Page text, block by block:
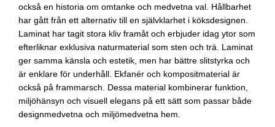
också en historia om omtanke och medvetna val. Hållbarhet
har gått från ett alternativ till en självklarhet i köksdesignen.
Laminat har tagit stora kliv framåt och erbjuder idag ytor som
efterliknar exklusiva naturmaterial som sten och trä. Laminat
ger samma känsla och estetik, men har bättre slitstyrka och
är enklare för underhåll. Ekfanér och kompositmaterial är
också på frammarsch. Dessa material kombinerar funktion,
miljöhänsyn och visuell elegans på ett sätt som passar både
designmedvetna och miljömedvetna hem.